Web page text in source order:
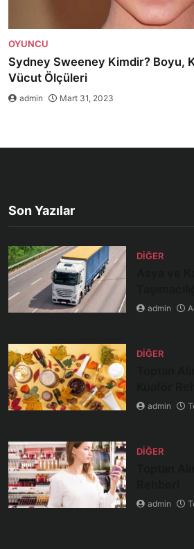
OYUNCU
Sydney Sweeney Kimdir? Boyu,
Vücut Ölçüleri
admin Mart 31, 2023
Son Yazılar
DIĞER
admin
DIĞER
admin
DIĞER
admin